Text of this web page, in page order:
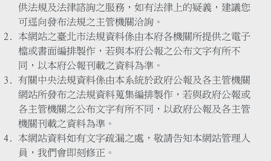
供法規及法律諮詢之服務，如有法律上的疑義，建議您
可逕向發布法規之主管機關洽詢。
本網站之臺北市法規資料係由本府各機關所提供之電子
檔或書面編排製作，若與本府公報之公布文字有所不
同，以本府公報刊載之資料為準。
有關中央法規資料係由本系統於政府公報及各主管機關
網站所發布之法規資料蒐集編排製作，若與政府公報或
各主管機關之公布文字有所不同，以政府公報及各主管
機關刊載之資料為準。
本網站資料如有文字疏漏之處，敬請告知本網站管理人
員，我們會即刻修正。